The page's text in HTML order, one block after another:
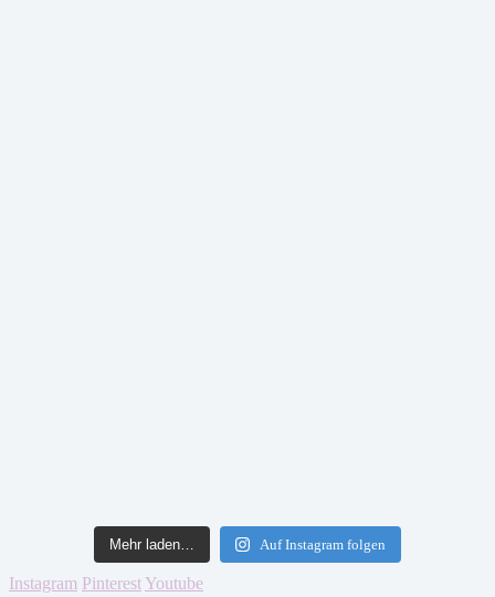
Mehr laden… Auf Instagram folgen
Instagram PinterestYoutube